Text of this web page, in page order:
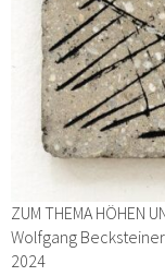
ZUM THEMA HÖHEN
Wolfgang Becksteiner
2024